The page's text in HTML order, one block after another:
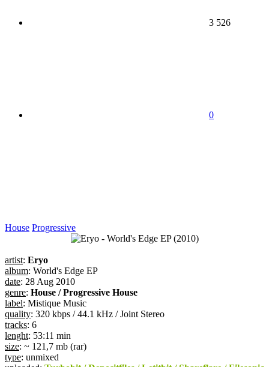
3 526
0
House Progressive
artist: Eryo
album: World's Edge EP
date: 28 Aug 2010
genre: House / Progressive House
label: Mistique Music
quality: 320 kbps / 44.1 kHz / Joint Stereo
tracks: 6
lenght: 53:11 min
size: ~ 121,7 mb (rar)
type: unmixed